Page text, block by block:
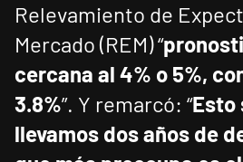
Relevamiento de
Mercado (REM) “
cercana al 4% o 5%,
3.8%”. Y remarcó: “Esto
llevamos dos años de